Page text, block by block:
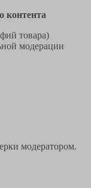
контента
товара)
модерации
модератором.